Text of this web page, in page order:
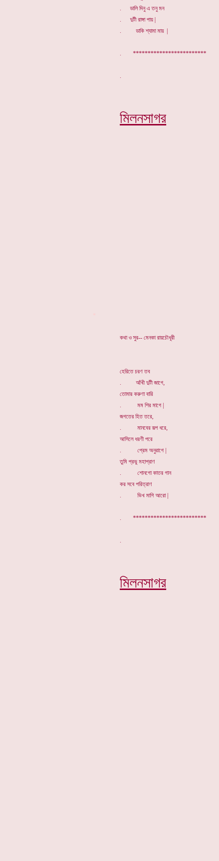
. ডালি দিনু এ তনু মন
. দুটী রাঙ্গা পায় |
. ডাকি শ্যামা মায় |
. *************************
মিলনসাগর
কথা ও সুর-- মেনকা রায়চৌধূরী
হেরিতে চরণ তব
. আঁখী দুটী জাগে,
তোমার করুণা বারি
. মম শির মাগে |
জগতের হিত তরে,
. মানবের রূপ ধরে,
আসিলে ধরণী পরে
. প্রেম অনুরাগে |
তুমি প্রভু মহাপ্রাণ
. শোনগো কাতর গান
কর সবে পরিত্রাণ
. ভিখ মাগি আরো |
. *************************
মিলনসাগর